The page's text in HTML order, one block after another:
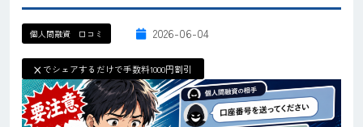
個人間融資 口コミ 2026-06-04
X でシェアするだけで手数料1000円割引